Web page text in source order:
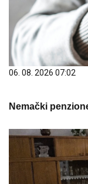
06. 08. 2026 07:02
Nemački